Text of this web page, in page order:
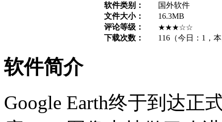
软件类别：
国外软件
文件大小：
16.3MB
评论等级：
★★★☆☆
下载次数：
116 （今日： 1 ，
软件简介
Google Earth终于到达正